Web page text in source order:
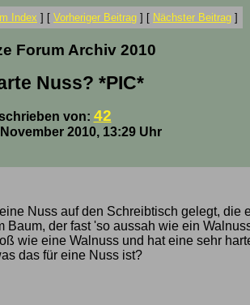
Index ] [ Vorheriger Beitrag ] [ Nächster Beitrag ]
Forum Archiv 2010
Nuss? *PIC*
von: 42
2010, 13:29 Uhr
Nuss auf den Schreibtisch gelegt, die
Baum, der fast 'so aussah wie ein
wie eine Walnuss und hat eine sehr
das für eine Nuss ist?